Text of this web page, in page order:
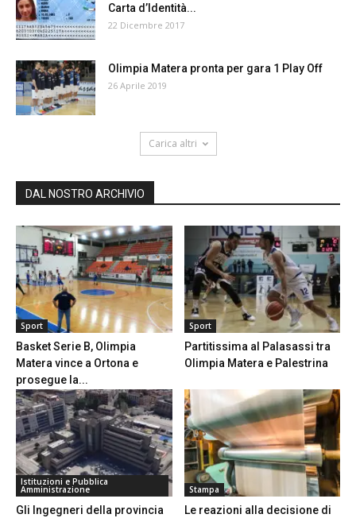
Carta d’Identità...
22 Dicembre 2017
Olimpia Matera pronta per gara 1 Play Off
26 Aprile 2019
Carica altri
DAL NOSTRO ARCHIVIO
Sport
Basket Serie B, Olimpia
Matera vince a Ortona e
prosegue la...
Sport
Partitissima al Palasassi tra
Olimpia Matera e Palestrina
Istituzioni e Pubblica
Amministrazione
Gli Ingegneri della provincia
Stampa
Le reazioni alla decisione di